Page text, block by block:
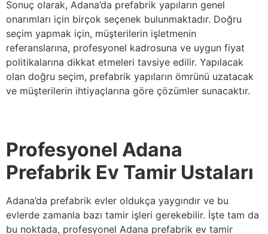
Sonuç olarak, Adana’da prefabrik yapıların genel
onarımları için birçok seçenek bulunmaktadır. Doğru
seçim yapmak için, müşterilerin işletmenin
referanslarına, profesyonel kadrosuna ve uygun fiyat
politikalarına dikkat etmeleri tavsiye edilir. Yapılacak
olan doğru seçim, prefabrik yapıların ömrünü uzatacak
ve müşterilerin ihtiyaçlarına göre çözümler sunacaktır.
Profesyonel Adana
Prefabrik Ev Tamir Ustaları
Adana’da prefabrik evler oldukça yaygındır ve bu
evlerde zamanla bazı tamir işleri gerekebilir. İşte tam da
bu noktada, profesyonel Adana prefabrik ev tamir